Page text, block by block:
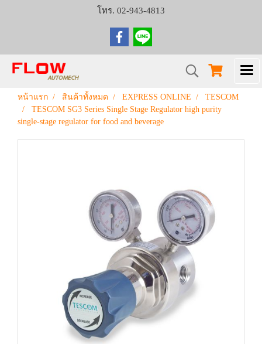
โทร. 02-943-4813
หน้าแรก สินค้าทั้งหมด EXPRESS ONLINE
TESCOM
TESCOM SG3 Series Single Stage Regulator high purity
single-stage regulator for food and beverage